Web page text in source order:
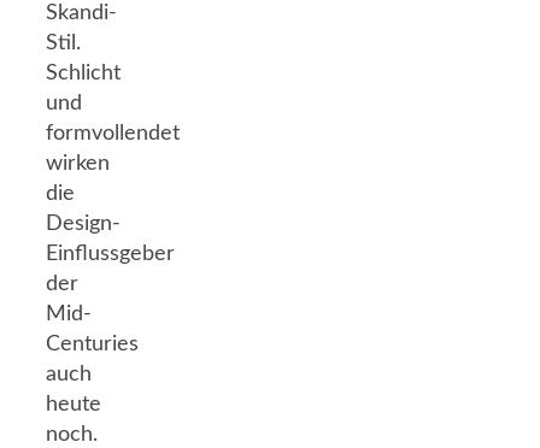
Skandi-
Stil.
Schlicht
und
formvollendet
wirken
die
Design-
Einflussgeber
der
Mid-
Centuries
auch
heute
noch.